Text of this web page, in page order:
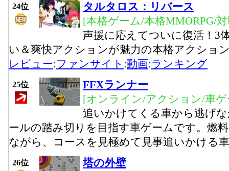
24位
タルタロス：リバース
[本格ゲーム/本格MMORPG/
声援に応えてついに復活！3
い＆爽快アクションが魅力の本格アクショ
レビュー:ファンサイト :動画:ランキング
25位
FFXランナー
[オンライン/アクション/車
追いかけてくる車から逃げ
ールの踏み切りを目指す車ゲームです。燃
ながら、コースを見極めて見事追いかける
26位
塔の外壁